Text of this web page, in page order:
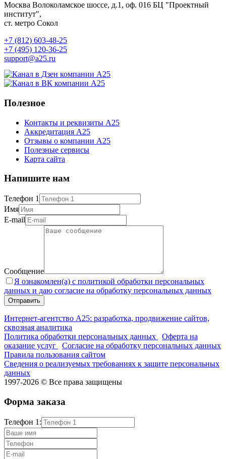
Москва Волоколамское шоссе, д.1, оф. 016 БЦ "Проектный
институт",
ст. метро Сокол
+7 (812) 603-48-25
+7 (495) 120-36-25
support@a25.ru
Полезное
Контакты и реквизиты А25
Аккредитация А25
Отзывы о компании А25
Полезные сервисы
Карта сайта
Напишите нам
Телефон 1
Имя
E-mail
Сообщение
Я ознакомлен(а) с политикой обработки персональных
данных и даю согласие на обработку персональных данных
Интернет-агентство А25: разработка, продвижение сайтов,
сквозная аналитика
Политика обработки персональных данных
Оферта на
оказание услуг
Согласие на обработку персональных данных
Правила пользования сайтом
Сведения о реализуемых требованиях к защите персональных
данных
1997-2026 © Все права защищены
Форма заказа
Телефон 1: